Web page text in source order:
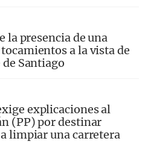
la presencia de una
a la vista de
Santiago
explicaciones al
(PP) por destinar
limpiar una carretera